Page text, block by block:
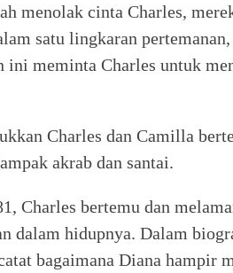
menolak cinta Charles,
satu lingkaran
ini meminta Charles untuk
Charles dan Camilla
akrab dan santai.
Charles bertemu dan
dalam hidupnya. Dalam
bagaimana Diana hampir